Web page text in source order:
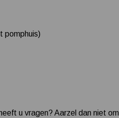
pomphuis)
u vragen? Aarzel dan niet om